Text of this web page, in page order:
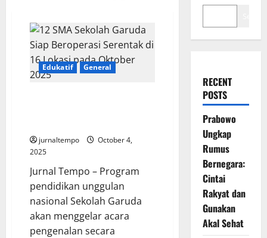
Edukatif General
jurnaltempo
October 4,
2025
Jurnal Tempo – Program
pendidikan unggulan
nasional Sekolah Garuda
akan menggelar acara
pengenalan secara
RECENT
POSTS
Prabowo
Ungkap
Rumus
Bernegara:
Cintai
Rakyat dan
Gunakan
Akal Sehat